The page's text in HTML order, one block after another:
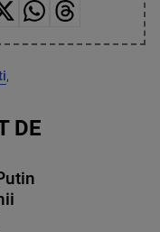
,
DE